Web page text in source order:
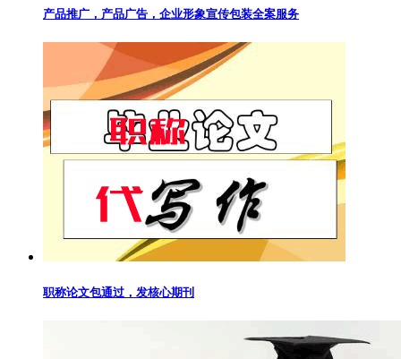
产品推广，产品广告，企业形象宣传包装全案服务
职称论文包通过，发核心期刊